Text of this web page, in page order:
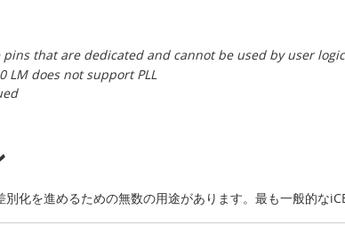
that are dedicated and cannot be used by user
LM does not support PLL
別化を進めるための無数の用途があります。最も一般的な